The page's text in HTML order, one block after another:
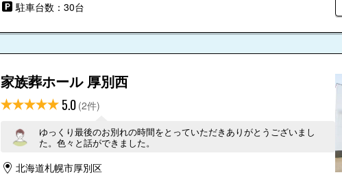
駐車台数：30台
家族葬ホール 厚別西
5.0 (2件)
ゆっくり最後のお別れの時間をとっていただきありがとうございまし
た。色々と話ができました。
北海道札幌市厚別区